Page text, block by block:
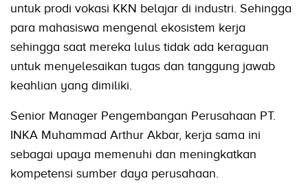
untuk prodi vokasi KKN belajar di industri. Sehingga
para mahasiswa mengenal ekosistem kerja
sehingga saat mereka lulus tidak ada keraguan
untuk menyelesaikan tugas dan tanggung jawab
keahlian yang dimiliki.
Senior Manager Pengembangan Perusahaan PT.
INKA Muhammad Arthur Akbar, kerja sama ini
sebagai upaya memenuhi dan meningkatkan
kompetensi sumber daya perusahaan.